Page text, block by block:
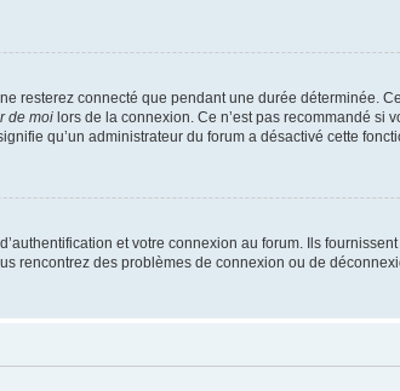
resterez connecté que pendant une durée déterminée.
de moi lors de la connexion. Ce n’est pas recommandé
qu’un administrateur du forum a désactivé cette
et votre connexion au forum. Ils
rencontrez des problèmes de connexion ou de